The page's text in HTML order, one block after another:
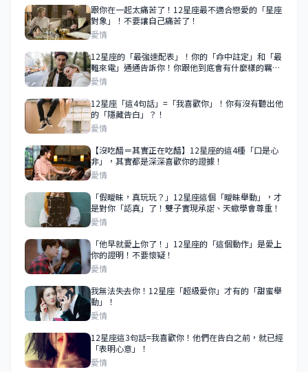
跟你在一起太痛苦了！12星座最不適合戀愛的「星座
對象」！不要讓自己痛苦了！
愛情
12星座的「最強速配表」！你的「命中註定」和「最
難來電」通通告訴你！你跟他到底會有什麼樣的羈
絆？
愛情
12星座「這4句話」=「我喜歡你」！你有沒有聽出他
的「隱藏告白」？！
愛情
【沒吃醋＝其實正在吃醋】12星座的這4種「口是心
非」，其實都是深深喜歡你的證據！
愛情
「假曖昧，真玩玩？」12星座這個「曖昧舉動」，才
是對你「認真」了！雙子實現承諾、天蠍學會尊重！
愛情
「他早就愛上你了！」12星座的「這個動作」是愛上
你的證明！不要懷疑！
愛情
我無法失去你！12星座「超級愛你」才有的「甜蜜舉
動」！
愛情
12星座這3句話=我喜歡你！他們在告白之前，就已經
「表明心意」！
愛情